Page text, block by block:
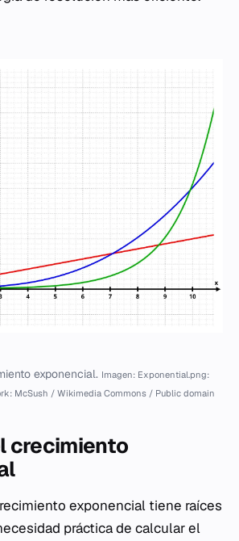
exponencial. Imagen: Exponential.png:
McSush / Wikimedia Commons / Public domain
crecimiento
exponencial tiene raíces
práctica de calcular el